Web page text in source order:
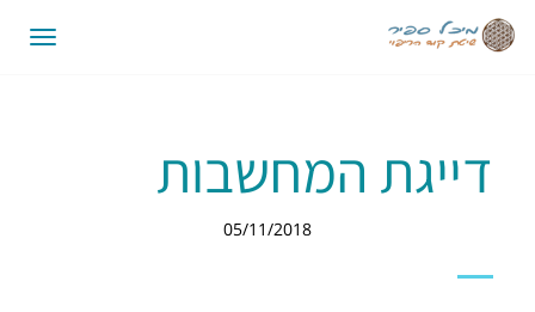
דייגת המחשבות
05/11/2018